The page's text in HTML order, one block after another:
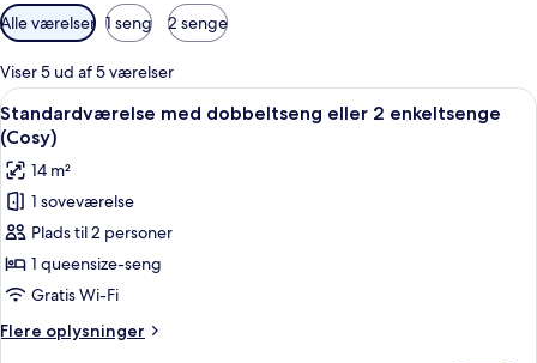
Tilgængelige
filtre
for
værelser
Alle værelser 1 seng 2 senge
Viser 5 ud af 5 værelser
Indlæs
alle
billeder
af
Standardværelse
med
dobbeltseng
eller
2
enkeltsenge
Et hotelværelse med en seng, et
3
Standardværelse med dobbeltseng eller 2 enkeltsenge
(Cosy)
14 m²
1 soveværelse
Plads til 2 personer
1 queensize-seng
Gratis Wi-Fi
Flere oplysninger
Flere